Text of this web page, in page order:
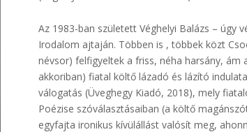
Az 1983-ban született Véghelyi Balázs – úgy
Irodalom ajtaján. Többen is , többek közt
névsor) felfigyeltek a friss, néha harsány,
akkoriban) fiatal költő lázadó és lázító
válogatás (Üveghegy Kiadó, 2018), mely
Poézise szóválasztásaiban (a költő
egyfajta ironikus kívülállást valósít meg,